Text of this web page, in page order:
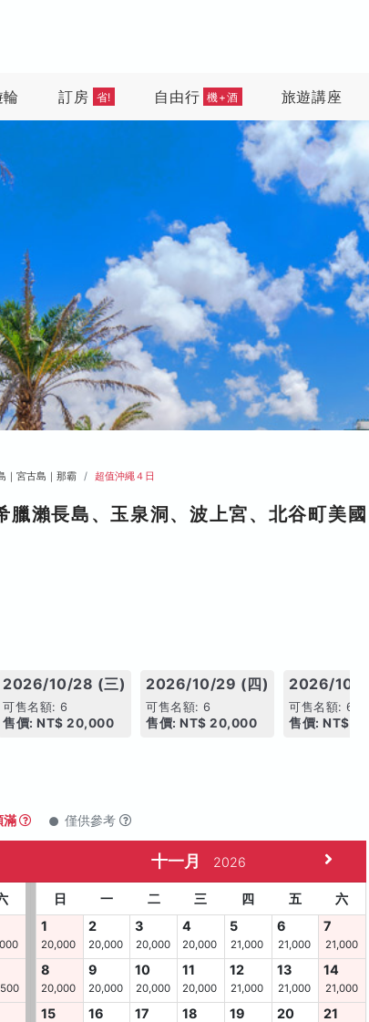
訂房 省! 自由行 機+酒 旅遊講座
｜宮古島｜那霸 超值沖繩４日
瀨長島、玉泉洞、波上宮、北谷町美國
2026/10/28 (三)
可售名額: 6
售價: NT$ 20,000
2026/10/29 (四)
可售名額: 6
售價: NT$ 20,000
2026/10/
可售名額: 6
售價: NT$
滿 僅供參考
十一月 2026
日 一 二 三 四 五
六
1
20,000
2
20,000
3
20,000
4
20,000
5
21,000
6
21,000
7
21,000
8
20,000
9
20,000
10
20,000
11
20,000
12
21,000
13
21,000
14
21,000
15 16 17 18 19 20 21